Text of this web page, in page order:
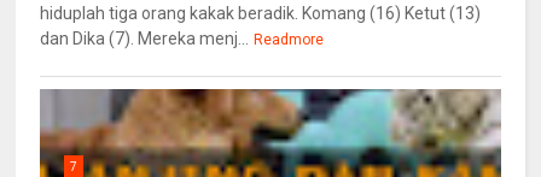
hiduplah tiga orang kakak beradik. Komang (16) Ketut (13)
dan Dika (7). Mereka menj... Readmore
7